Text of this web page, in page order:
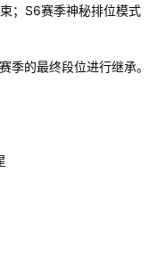
；S6赛季神秘排位模式
季的最终段位进行继承。